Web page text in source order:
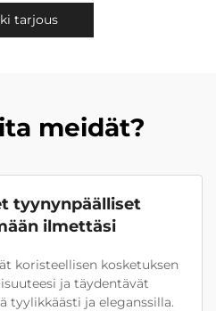
tarjous
meidät?
tyynynpäälliset
ilmettäsi
koristeellisen kosketuksen
ja täydentävät
tyylikkäästi ja eleganssilla.